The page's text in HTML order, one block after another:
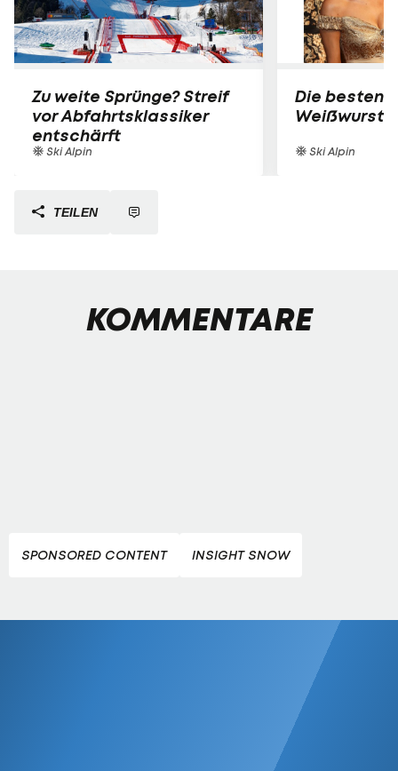
Zu weite Sprünge? Streif
vor Abfahrtsklassiker
entschärft
Ski Alpin
Die besten
Weißwurst-
Ski Alpin
TEILEN
KOMMENTARE
SPONSORED CONTENT INSIGHT SNOW